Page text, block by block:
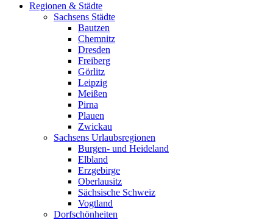
Regionen & Städte
Sachsens Städte
Bautzen
Chemnitz
Dresden
Freiberg
Görlitz
Leipzig
Meißen
Pirna
Plauen
Zwickau
Sachsens Urlaubsregionen
Burgen- und Heideland
Elbland
Erzgebirge
Oberlausitz
Sächsische Schweiz
Vogtland
Dorfschönheiten